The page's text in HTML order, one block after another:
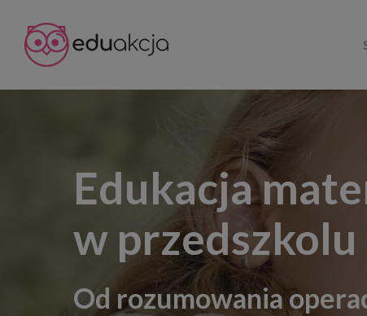
main
Edukacja
w przedszkolu
Od rozumowania